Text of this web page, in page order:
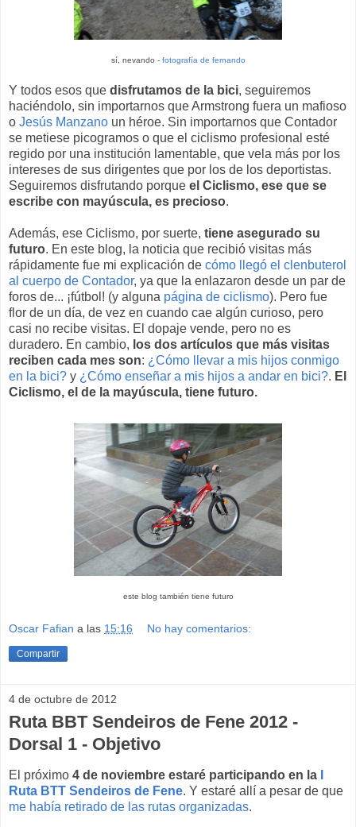
sí, nevando - fotografía de fernando
Y todos esos que disfrutamos de la bici, seguiremos
haciéndolo, sin importarnos que Armstrong fuera un mafioso
o Jesús Manzano un héroe. Sin importarnos que Contador
se metiese picogramos o que el ciclismo profesional esté
regido por una institución lamentable, que vela más por los
intereses de sus dirigentes que por los de los deportistas.
Seguiremos disfrutando porque el Ciclismo, ese que se
escribe con mayúscula, es precioso.
Además, ese Ciclismo, por suerte, tiene asegurado su
futuro. En este blog, la noticia que recibió visitas más
rápidamente fue mi explicación de cómo llegó el clenbuterol
al cuerpo de Contador, ya que la enlazaron desde un par de
foros de... ¡fútbol! (y alguna página de ciclismo). Pero fue
flor de un día, de vez en cuando cae algún curioso, pero
casi no recibe visitas. El dopaje vende, pero no es
duradero. En cambio, los dos artículos que más visitas
reciben cada mes son: ¿Cómo llevar a mis hijos conmigo
en la bici? y ¿Cómo enseñar a mis hijos a andar en bici?. El
Ciclismo, el de la mayúscula, tiene futuro.
este blog también tiene futuro
Oscar Fafian a las 15:16 No hay comentarios:
Compartir
4 de octubre de 2012
Ruta BBT Sendeiros de Fene 2012 -
Dorsal 1 - Objetivo
El próximo 4 de noviembre estaré participando en la
Ruta BTT Sendeiros de Fene. Y estaré allí a pesar de que
me había retirado de las rutas organizadas.